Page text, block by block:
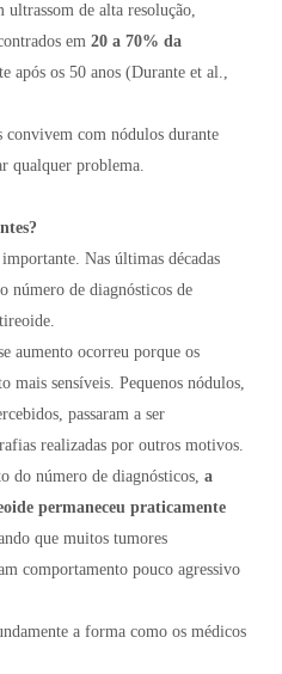
ultrassom de alta resolução,
em 20 a 70% da
após os 50 anos (Durante et al.,
convivem com nódulos durante
qualquer problema.
Nas últimas décadas
número de diagnósticos de
aumento ocorreu porque os
mais sensíveis. Pequenos nódulos,
passaram a ser
realizadas por outros motivos.
do número de diagnósticos, a
permaneceu praticamente
que muitos tumores
comportamento pouco agressivo
a forma como os médicos